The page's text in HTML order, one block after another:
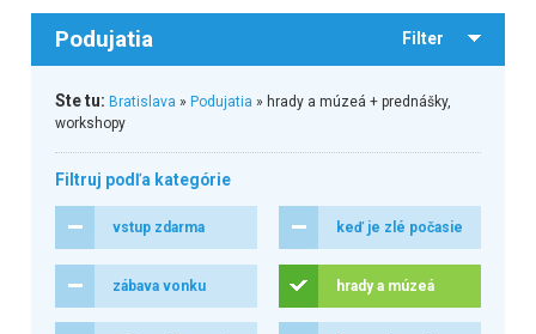
Podujatia Filter
Ste tu: Bratislava » Podujatia » hrady a múzeá + prednášky,
workshopy
Filtruj podľa kategórie
vstup zdarma keď je zlé počasie
zábava vonku hrady a múzeá